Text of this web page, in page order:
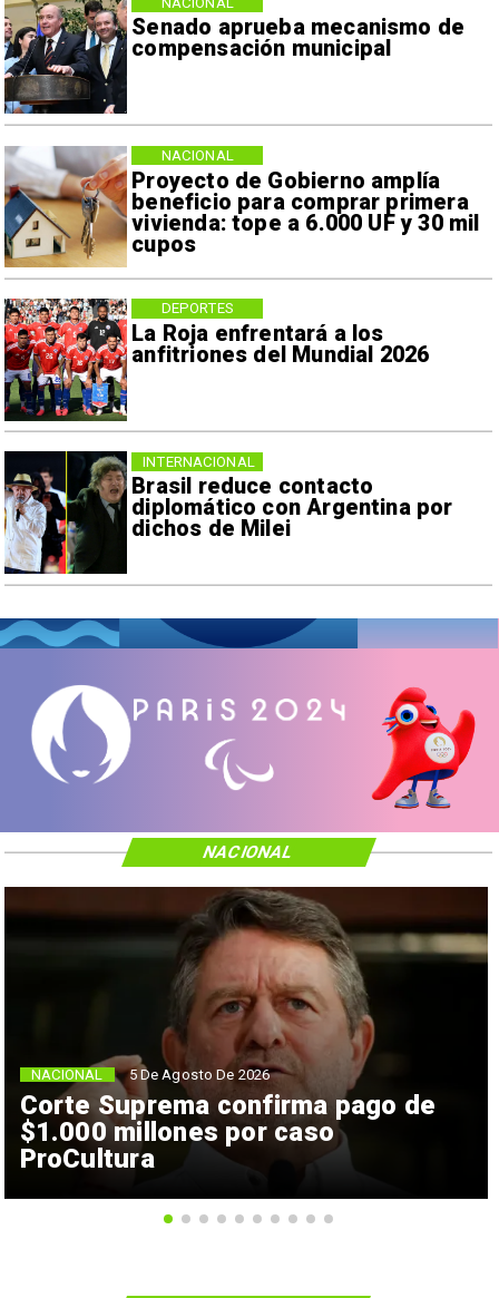
Senado aprueba mecanismo de
compensación municipal
Proyecto de Gobierno amplía
beneficio para comprar primera
vivienda: tope a 6.000 UF y 30 mil
cupos
NACIONAL
La Roja enfrentará a los
anfitriones del Mundial 2026
DEPORTES
Brasil reduce contacto
diplomático con Argentina por
dichos de Milei
INTERNACIONAL
Corte Suprema confirma pago de
$1.000 millones por caso
ProCultura
NACIONAL 5 De Agosto De 2026
NACIONAL